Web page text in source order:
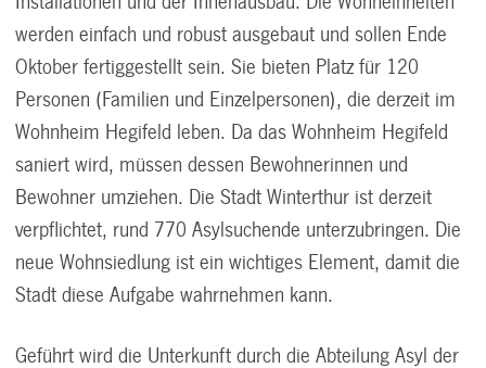
werden einfach und robust ausgebaut und sollen Ende
Oktober fertiggestellt sein. Sie bieten Platz für 120
Personen (Familien und Einzelpersonen), die derzeit im
Wohnheim Hegifeld leben. Da das Wohnheim Hegifeld
saniert wird, müssen dessen Bewohnerinnen und
Bewohner umziehen. Die Stadt Winterthur ist derzeit
verpflichtet, rund 770 Asylsuchende unterzubringen. Die
neue Wohnsiedlung ist ein wichtiges Element, damit die
Stadt diese Aufgabe wahrnehmen kann.
Geführt wird die Unterkunft durch die Abteilung Asyl der